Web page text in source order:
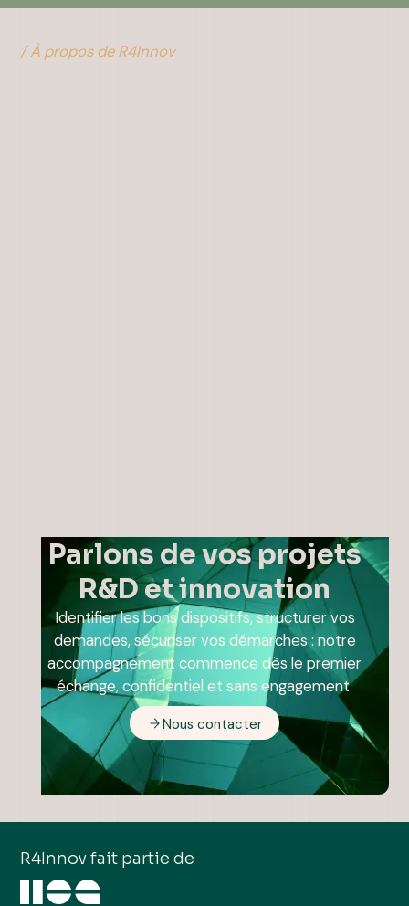
/ À propos de R4Innov
Parlons de vos projets
R&D et innovation
Identifier les bons dispositifs, structurer vos
demandes, sécuriser vos démarches : notre
accompagnement commence dès le premier
échange, confidentiel et sans engagement.
Nous contacter
R4Innov fait partie de